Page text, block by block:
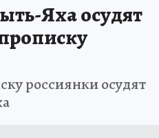
Яха осудят
россиянки осудят